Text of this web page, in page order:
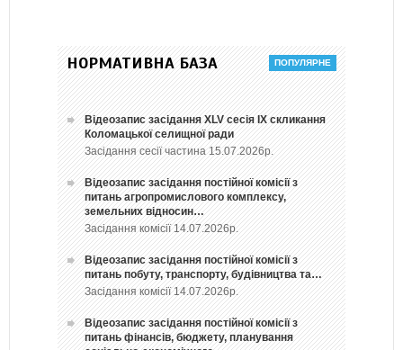
НОРМАТИВНА БАЗА
Відеозапис засідання ХLV сесія ІХ скликання
Коломацької селищної ради
Засідання сесії частина 15.07.2026р.
Відеозапис засідання постійної комісії з
питань агропромислового комплексу,
земельних відносин…
Засідання комісії 14.07.2026р.
Відеозапис засідання постійної комісії з
питань побуту, транспорту, будівництва та…
Засідання комісії 14.07.2026р.
Відеозапис засідання постійної комісії з
питань фінансів, бюджету, планування